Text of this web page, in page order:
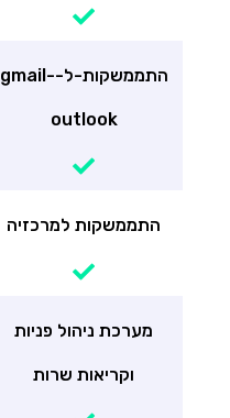
התממשקות-ל-gmail-
outlook
התממשקות למרכזיה
מערכת ניהול פניות
וקריאות שרות